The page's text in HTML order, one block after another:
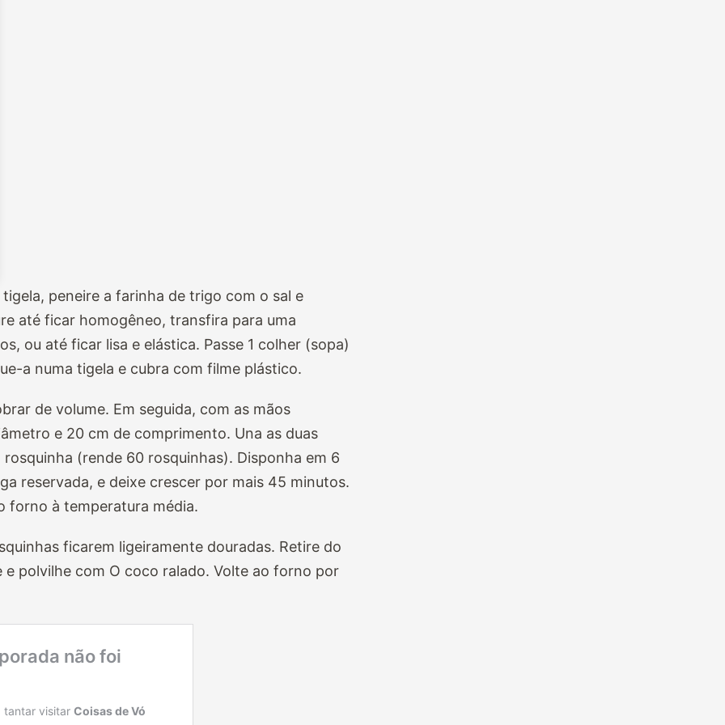
peneire a farinha de trigo com o sal e
até ficar homogêneo, transfira para uma
ou até ficar lisa e elástica. Passe 1 colher (sopa)
a numa tigela e cubra com filme plástico.
de volume. Em seguida, com as mãos
e 20 cm de comprimento. Una as duas
(rende 60 rosquinhas). Disponha em 6
reservada, e deixe crescer por mais 45 minutos.
forno à temperatura média.
ficarem ligeiramente douradas. Retire do
polvilhe com O coco ralado. Volte ao forno por